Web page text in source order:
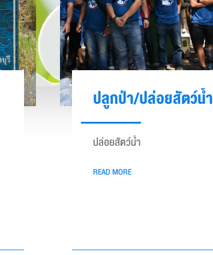
ปลูกป่า/ปล่อยสัตว์น้ำ
ปล่อยสัตว์น้ำ
READ MORE